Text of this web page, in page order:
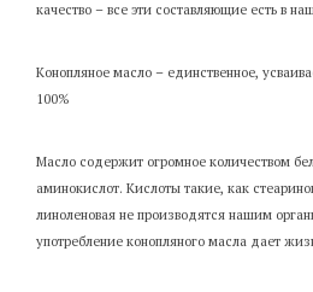
качество – все эти составляющие есть в
Конопляное масло – единственное,
100%
Масло содержит огромное количеством
аминокислот. Кислоты такие, как
линоленовая не производятся нашим
употребление конопляного масла дает